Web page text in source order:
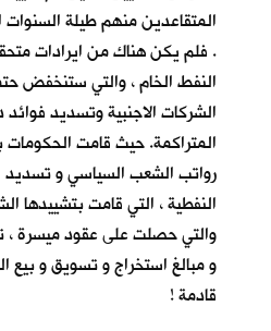
المتقاعدين منهم طيلة السنوات
. فلم يكن هناك من ايرادات
النفط الخام ، والتي ستنخفض
الشركات الاجنبية وتسديد فوائد
المتراكمة. حيث قامت الحكومات
رواتب الشعب السياسي و تسديد
النفطية ، التي قامت بتشييدها
والتي حصلت على عقود ميسرة ،
و مبالغ استخراج و تسويق و
قادمة !